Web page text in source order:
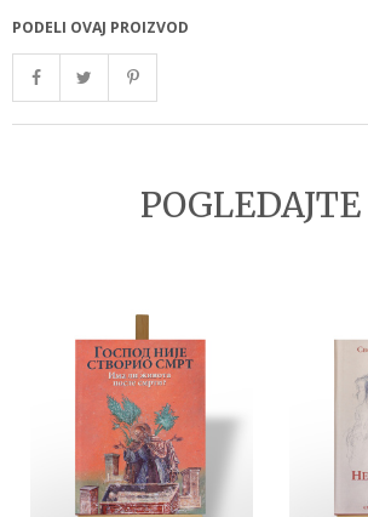
PODELI OVAJ PROIZVOD
POGLEDAJTE